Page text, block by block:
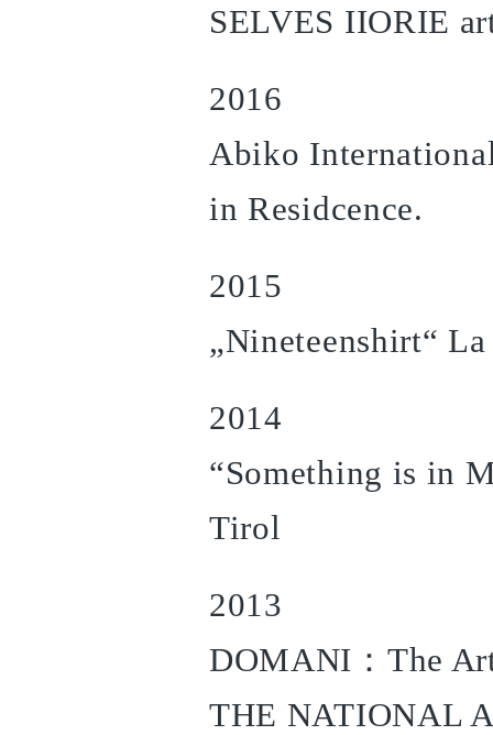
SELVES IIORIE
2016
Abiko
in Residcence.
2015
„Nineteenshirt“
2014
“Something is in
Tirol
2013
DOMANI：The
THE NATIONAL